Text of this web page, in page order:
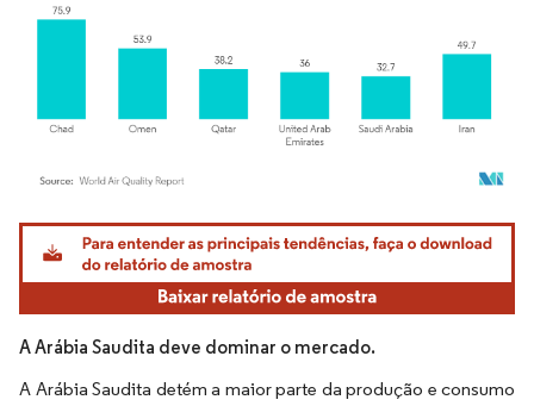
Imagem © Mordor Intelligence. O reuso requer atribuição conforme CC BY 4.0.
A Arábia Saudita deve dominar o mercado.
A Arábia Saudita detém a maior parte da produção e consumo